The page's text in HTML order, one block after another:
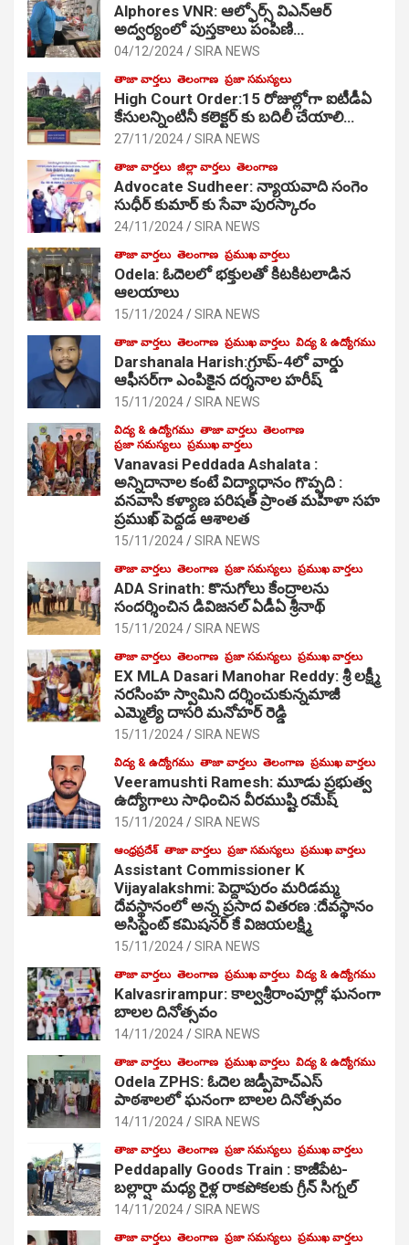
Alphores VNR: ఆల్ఫోర్స్ విఎన్ఆర్
అద్వర్యంలో పుస్తకాలు పంపిణి…
04/12/2024 SIRA NEWS
తాజా వార్తలు తెలంగాణ ప్రజా సమస్యలు
High Court Order:15 రోజుల్లోగా ఐటీడీఏ
కేసులన్నింటినీ కలెక్టర్ కు బదిలీ చేయాలి…
27/11/2024 SIRA NEWS
తాజా వార్తలు జిల్లా వార్తలు తెలంగాణ
Advocate Sudheer: న్యాయవాది సంగెం
సుధీర్ కుమార్ కు సేవా పురస్కారం
24/11/2024 SIRA NEWS
తాజా వార్తలు తెలంగాణ ప్రముఖ వార్తలు
Odela: ఓదెల‌లో భక్తులతో కిటకిటలాడిన
ఆల‌యాలు
15/11/2024 SIRA NEWS
తాజా వార్తలు తెలంగాణ ప్రముఖ వార్తలు విద్య & ఉద్యోగము
Darshanala Harish:గ్రూప్-4లో వార్డు
ఆఫీసర్‌గా ఎంపికైన దర్శనాల హరీష్
15/11/2024 SIRA NEWS
విద్య & ఉద్యోగము తాజా వార్తలు తెలంగాణ
ప్రజా సమస్యలు ప్రముఖ వార్తలు
Vanavasi Peddada Ashalata :
అన్నిదానాల కంటే విద్యాధానం గొప్పది :
వనవాసి కళ్యాణ పరిషత్ ప్రాంత మహిళా సహ
ప్రముఖ్ పెద్దడ ఆశాలత
15/11/2024 SIRA NEWS
తాజా వార్తలు తెలంగాణ ప్రజా సమస్యలు ప్రముఖ వార్తలు
ADA Srinath: కొనుగోలు కేంద్రాల‌ను
సంద‌ర్శించిన డివిజనల్ ఏడీఏ శ్రీనాథ్
15/11/2024 SIRA NEWS
తాజా వార్తలు తెలంగాణ ప్రజా సమస్యలు ప్రముఖ వార్తలు
EX MLA Dasari Manohar Reddy: శ్రీ లక్ష్మీ
నరసింహ స్వామిని దర్శించుకున్నమాజీ
ఎమ్మెల్యే దాసరి మనోహర్ రెడ్డి
15/11/2024 SIRA NEWS
విద్య & ఉద్యోగము తాజా వార్తలు తెలంగాణ ప్రముఖ వార్తలు
Veeramushti Ramesh: మూడు ప్రభుత్వ
ఉద్యోగాలు సాధించిన వీరముష్టి రమేష్
15/11/2024 SIRA NEWS
ఆంధ్రప్రదేశ్ తాజా వార్తలు ప్రజా సమస్యలు ప్రముఖ వార్తలు
Assistant Commissioner K
Vijayalakshmi: పెద్దాపురం మరిడమ్మ
దేవస్థానంలో అన్న ప్రసాద వితరణ :దేవస్థానం
అసిస్టెంట్ కమిషనర్ కే విజయలక్ష్మి
15/11/2024 SIRA NEWS
తాజా వార్తలు తెలంగాణ ప్రముఖ వార్తలు విద్య & ఉద్యోగము
Kalvasrirampur: కాల్వశ్రీరాంపూర్లో ఘనంగా
బాలల దినోత్సవం
14/11/2024 SIRA NEWS
తాజా వార్తలు తెలంగాణ ప్రముఖ వార్తలు విద్య & ఉద్యోగము
Odela ZPHS: ఓదెల జ‌డ్పీహెచ్ఎస్
పాఠ‌శాల‌లో ఘనంగా బాలల దినోత్సవం
14/11/2024 SIRA NEWS
తాజా వార్తలు తెలంగాణ ప్రజా సమస్యలు ప్రముఖ వార్తలు
Peddapally Goods Train : కాజీపేట-
బల్లార్షా మధ్య రైళ్ల రాకపోకలకు గ్రీన్ సిగ్నల్
14/11/2024 SIRA NEWS
తాజా వార్తలు తెలంగాణ ప్రజా సమస్యలు ప్రముఖ వార్తలు